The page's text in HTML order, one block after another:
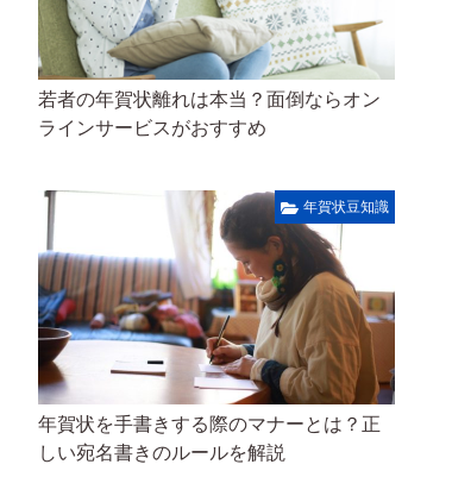
若者の年賀状離れは本当？面倒ならオン
ラインサービスがおすすめ
年賀状豆知識
年賀状を手書きする際のマナーとは？正
しい宛名書きのルールを解説